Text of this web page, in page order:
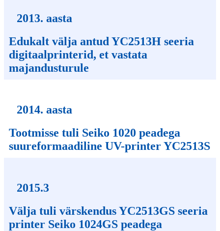
2013. aasta
Edukalt välja antud YC2513H seeria
digitaalprinterid, et vastata
majandusturule
2014. aasta
Tootmisse tuli Seiko 1020 peadega
suureformaadiline UV-printer YC2513S
2015.3
Välja tuli värskendus YC2513GS seeria
printer Seiko 1024GS peadega